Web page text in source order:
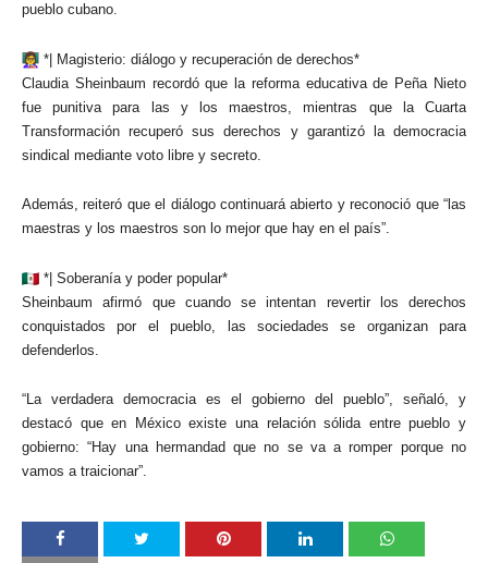
pueblo cubano.
*| Magisterio: diálogo y recuperación de derechos*
Claudia Sheinbaum recordó que la reforma educativa de Peña Nieto
fue punitiva para las y los maestros, mientras que la Cuarta
Transformación recuperó sus derechos y garantizó la democracia
sindical mediante voto libre y secreto.
Además, reiteró que el diálogo continuará abierto y reconoció que “las
maestras y los maestros son lo mejor que hay en el país”.
*| Soberanía y poder popular*
Sheinbaum afirmó que cuando se intentan revertir los derechos
conquistados por el pueblo, las sociedades se organizan para
defenderlos.
“La verdadera democracia es el gobierno del pueblo”, señaló, y
destacó que en México existe una relación sólida entre pueblo y
gobierno: “Hay una hermandad que no se va a romper porque no
vamos a traicionar”.